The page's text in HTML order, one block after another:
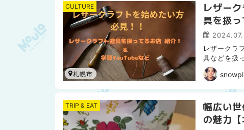
レザー
具を扱
レザークラ
具などを扱
be情報を
CULTURE
札幌市
幅広い
の魅力【
TRIP & EAT